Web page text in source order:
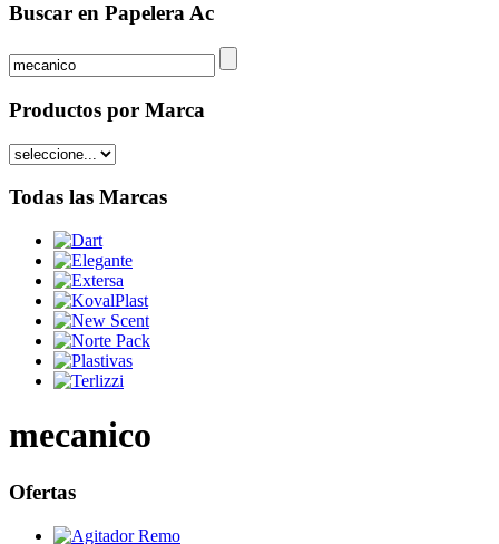
Buscar en Papelera Ac
Productos por Marca
Todas las Marcas
mecanico
Ofertas